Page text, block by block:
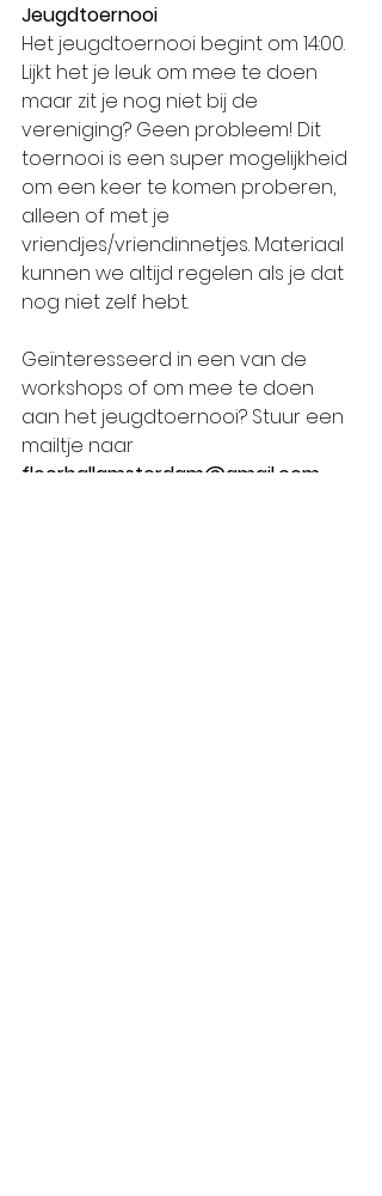
Jeugdtoernooi
Het jeugdtoernooi begint om 14:00.
Lijkt het je leuk om mee te doen
maar zit je nog niet bij de
vereniging? Geen probleem! Dit
toernooi is een super mogelijkheid
om een keer te komen proberen,
alleen of met je
vriendjes/vriendinnetjes. Materiaal
kunnen we altijd regelen als je dat
nog niet zelf hebt.
Geïnteresseerd in een van de
workshops of om mee te doen
aan het jeugdtoernooi? Stuur een
mailtje naar
floorballamsterdam@gmail.com